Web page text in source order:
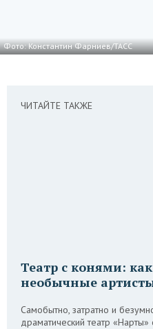
Фото: Константин Фарниев/ТАСС
ЧИТАЙТЕ ТАКЖЕ
Театр с конями:
необычные
Самобытно, затратно и
драматический театр